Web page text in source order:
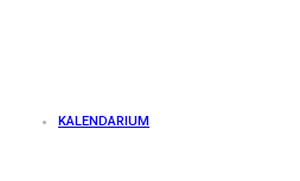
KALENDARIUM